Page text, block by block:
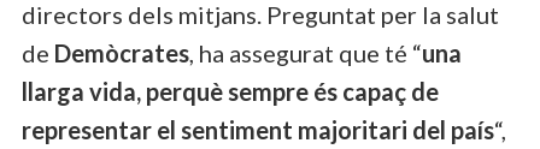
directors dels mitjans. Preguntat per la salut
de Demòcrates, ha assegurat que té “una
llarga vida, perquè sempre és capaç de
representar el sentiment majoritari del país“,